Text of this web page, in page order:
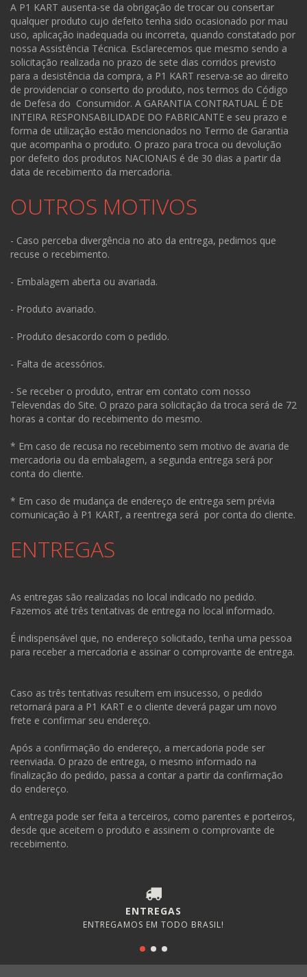
A P1 KART ausenta-se da obrigação de trocar ou consertar
qualquer produto cujo defeito tenha sido ocasionado por mau
uso, aplicação inadequada ou incorreta, quando constatado por
nossa Assistência Técnica. Esclarecemos que mesmo sendo a
solicitação realizada no prazo de sete dias corridos previsto
para a desistência da compra, a P1 KART reserva-se ao direito
de providenciar o conserto do produto, nos termos do Código
de Defesa do Consumidor. A GARANTIA CONTRATUAL É DE
INTEIRA RESPONSABILIDADE DO FABRICANTE e seu prazo e
forma de utilização estão mencionados no Termo de Garantia
que acompanha o produto. O prazo para troca ou devolução
por defeito dos produtos NACIONAIS é de 30 dias a partir da
data de recebimento da mercadoria.
OUTROS MOTIVOS
- Caso perceba divergência no ato da entrega, pedimos que
recuse o recebimento.
- Embalagem aberta ou avariada.
- Produto avariado.
- Produto desacordo com o pedido.
- Falta de acessórios.
- Se receber o produto, entrar em contato com nosso
Televendas do Site. O prazo para solicitação da troca será de 72
horas a contar do recebimento do mesmo.
* Em caso de recusa no recebimento sem motivo de avaria de
mercadoria ou da embalagem, a segunda entrega será por
conta do cliente.
* Em caso de mudança de endereço de entrega sem prévia
comunicação à P1 KART, a reentrega será por conta do cliente.
ENTREGAS
As entregas são realizadas no local indicado no pedido.
Fazemos até três tentativas de entrega no local informado.
É indispensável que, no endereço solicitado, tenha uma pessoa
para receber a mercadoria e assinar o comprovante de entrega.
Caso as três tentativas resultem em insucesso, o pedido
retornará para a P1 KART e o cliente deverá pagar um novo
frete e confirmar seu endereço.
Após a confirmação do endereço, a mercadoria pode ser
reenviada. O prazo de entrega, o mesmo informado na
finalização do pedido, passa a contar a partir da confirmação
do endereço.
A entrega pode ser feita a terceiros, como parentes e porteiros,
desde que aceitem o produto e assinem o comprovante de
recebimento.
ENTREGAS
ENTREGAMOS EM TODO BRASIL!